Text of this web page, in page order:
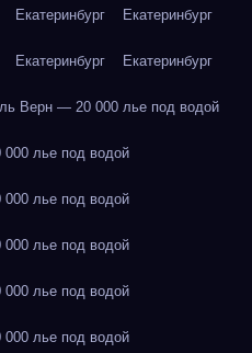
Екатеринбург Екатеринбург
Екатеринбург Екатеринбург
Верн — 20 000 лье под водой
лье под водой
лье под водой
лье под водой
лье под водой
лье под водой